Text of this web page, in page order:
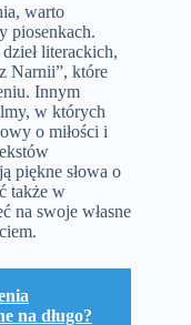
warto
piosenkach.
literackich,
Narnii”, które
Innym
w których
o miłości i
piękne słowa o
także w
na swoje własne
na długo?